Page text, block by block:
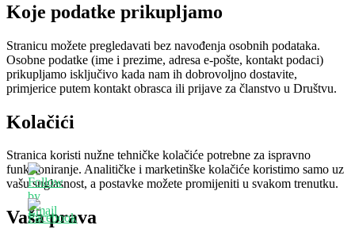
Koje podatke prikupljamo
Stranicu možete pregledavati bez navođenja osobnih podataka.
Osobne podatke (ime i prezime, adresa e-pošte, kontakt podaci)
prikupljamo isključivo kada nam ih dobrovoljno dostavite,
primjerice putem kontakt obrasca ili prijave za članstvo u Društvu.
Kolačići
Stranica koristi nužne tehničke kolačiće potrebne za ispravno
funkcioniranje. Analitičke i marketinške kolačiće koristimo samo uz
vašu suglasnost, a postavke možete promijeniti u svakom trenutku.
Vaša prava